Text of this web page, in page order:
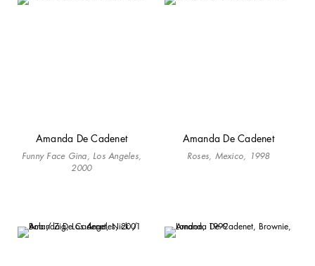
Amanda De Cadenet
Funny Face Gina, Los Angeles,
2000
Amanda De Cadenet
Roses, Mexico, 1998